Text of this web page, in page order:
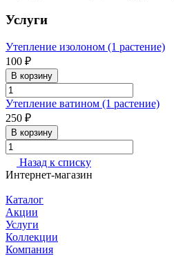
Услуги
Утепление изолоном (1 растение)
100 ₽
В корзину
Утепление ватином (1 растение)
250 ₽
В корзину
Назад к списку
Интернет-магазин
Каталог
Акции
Услуги
Коллекции
Компания